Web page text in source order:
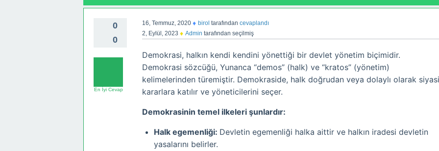
0
0
16, Temmuz, 2020 ♦ birol tarafından cevaplandı
2, Eylül, 2023 ♦ Admin tarafından seçilmiş
En İyi Cevap
Demokrasi, halkın kendi kendini yönettiği bir devlet yönetim biçimidir.
Demokrasi sözcüğü, Yunanca “demos” (halk) ve “kratos” (yönetim)
kelimelerinden türemiştir. Demokraside, halk doğrudan veya dolaylı olarak siyasi
kararlara katılır ve yöneticilerini seçer.
Demokrasinin temel ilkeleri şunlardır:
Halk egemenliği: Devletin egemenliği halka aittir ve halkın iradesi devletin
yasalarını belirler.